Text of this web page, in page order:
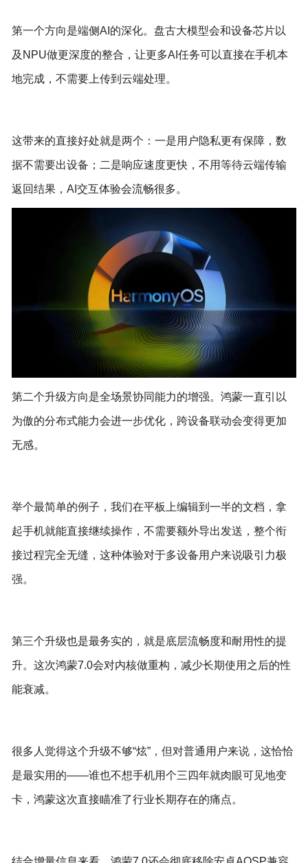
第一个方向是端侧AI的深化。盘古大模型会和设备芯片以
及NPU做更深度的整合，让更多AI任务可以直接在手机本
地完成，不需要上传到云端处理。
这带来的直接好处就是两个：一是用户隐私更有保障，数
据不需要出设备；二是响应速度更快，不用等待云端传输
返回结果，AI交互体验会流畅很多。
第二个升级方向是全场景协同能力的增强。鸿蒙一直引以
为傲的分布式能力会进一步优化，跨设备联动会变得更加
无感。
举个最简单的例子，我们在平板上编辑到一半的文档，拿
起手机就能直接继续操作，不需要额外导出发送，整个衔
接过程完全无缝，这种体验对于多设备用户来说吸引力极
强。
第三个升级也是最务实的，就是底层流畅度和耐用性的提
升。这次鸿蒙7.0会对内核做重构，减少长期使用之后的性
能衰减。
很多人觉得这个升级不够“炫”，但对普通用户来说，这恰恰
是最实用的——谁也不想手机用个三四年就肉眼可见地变
卡，鸿蒙这次直接瞄准了行业长期存在的痛点。